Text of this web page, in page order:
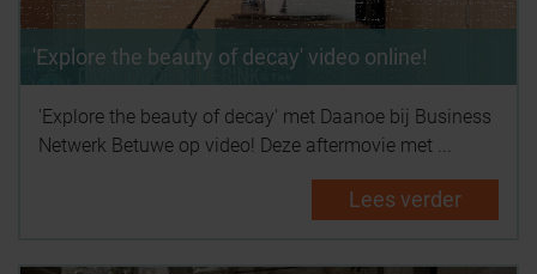
'Explore the beauty of decay' video online!
'Explore the beauty of decay' met Daanoe bij Business
Netwerk Betuwe op video! Deze aftermovie met ...
Lees verder